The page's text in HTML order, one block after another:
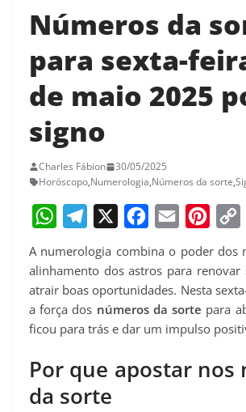
Números da
para sexta-
de maio 2025
signo
Charles Fábion
30/05/2025
Horóscopo,Numerologia,Números da sorte,
h
a
t
s
A
p
e
l
e
g
r
a
c
e
b
o
o
m
a
i
l
i
n
t
e
r
o
p
y
L
i
A numerologia combina o poder dos
alinhamento dos astros para renovar
atrair boas oportunidades. Nesta
a força dos números da sorte para
ficou para trás e dar um impulso
Por que apostar nos
da sorte